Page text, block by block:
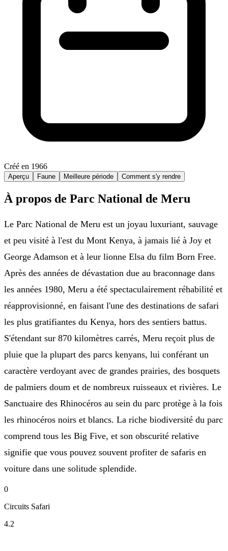
Créé en 1966
Aperçu Faune Meilleure période Comment s'y rendre
À propos de Parc National de Meru
Le Parc National de Meru est un joyau luxuriant, sauvage
et peu visité à l'est du Mont Kenya, à jamais lié à Joy et
George Adamson et à leur lionne Elsa du film Born Free.
Après des années de dévastation due au braconnage dans
les années 1980, Meru a été spectaculairement réhabilité et
réapprovisionné, en faisant l'une des destinations de safari
les plus gratifiantes du Kenya, hors des sentiers battus.
S'étendant sur 870 kilomètres carrés, Meru reçoit plus de
pluie que la plupart des parcs kenyans, lui conférant un
caractère verdoyant avec de grandes prairies, des bosquets
de palmiers doum et de nombreux ruisseaux et rivières. Le
Sanctuaire des Rhinocéros au sein du parc protège à la fois
les rhinocéros noirs et blancs. La riche biodiversité du parc
comprend tous les Big Five, et son obscurité relative
signifie que vous pouvez souvent profiter de safaris en
voiture dans une solitude splendide.
0
Circuits Safari
4.2